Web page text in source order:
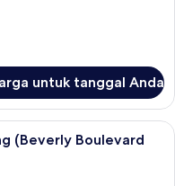
untuk tanggal Anda
premium, selimut bulu angsa,
(Beverly Boulevard